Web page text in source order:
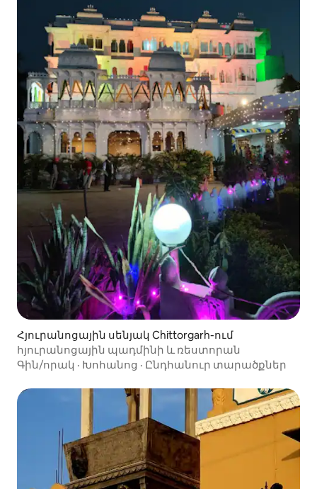
Հյուրանոցային սենյակ Chittorgarh-ում
հյուրանոցային պադմինի և ռեստորան
Գին/որակ · Խոհանոց · Ընդհանուր տարածքներ